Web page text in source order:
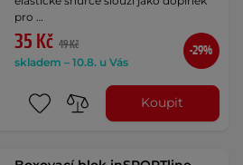
pro …
35 Kč 49 Kč
skladem – 10.8. u Vás
-29%
Koupit